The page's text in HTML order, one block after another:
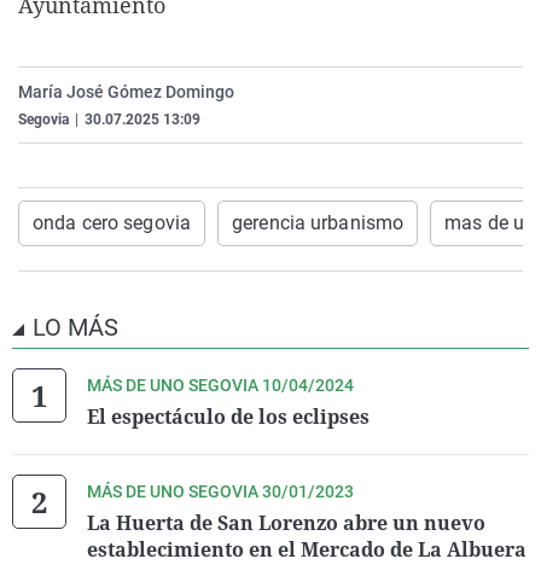
Gente viajera
Retornados
Operación Viuda
Galicia
Navarra
País Vasco
Televisión
María José Gómez Domingo
Segovia 30.07.2025 13:09
onda cero segovia gerencia urbanismo mas de
LO MÁS
MÁS DE UNO SEGOVIA 10/04/2024
El espectáculo de los eclipses
MÁS DE UNO SEGOVIA 30/01/2023
La Huerta de San Lorenzo abre un nuevo
establecimiento en el Mercado de La Albuera